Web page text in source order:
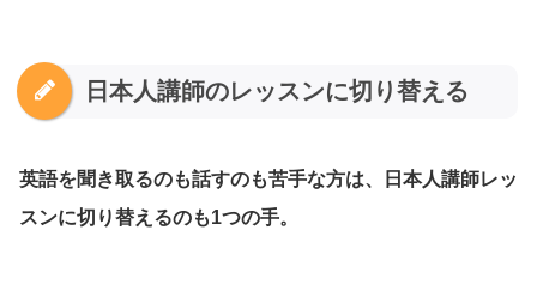
日本人講師のレッスンに切り替える
英語を聞き取るのも話すのも苦手な方は、日本人講師レッ
スンに切り替えるのも1つの手。